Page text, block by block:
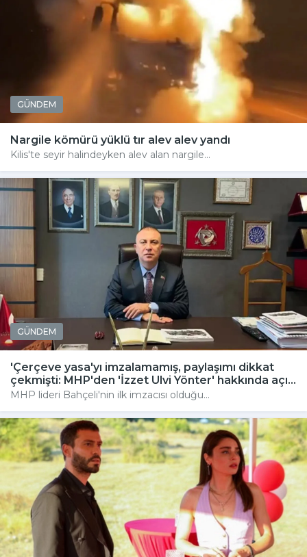
GÜNDEM
Nargile kömürü yüklü tır alev alev yandı
Kilis'te seyir halindeyken alev alan nargile...
GÜNDEM
'Çerçeve yasa'yı imzalamamış, paylaşımı dikkat
çekmişti: MHP'den 'İzzet Ulvi Yönter' hakkında açı...
MHP lideri Bahçeli'nin ilk imzacısı olduğu...